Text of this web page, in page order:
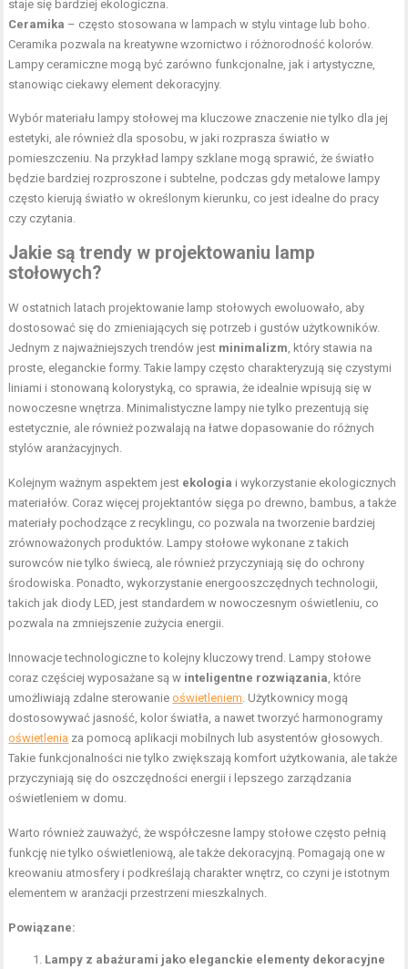
staje się bardziej ekologiczna.
Ceramika – często stosowana w lampach w stylu vintage lub boho.
Ceramika pozwala na kreatywne wzornictwo i różnorodność kolorów.
Lampy ceramiczne mogą być zarówno funkcjonalne, jak i artystyczne,
stanowiąc ciekawy element dekoracyjny.
Wybór materiału lampy stołowej ma kluczowe znaczenie nie tylko dla jej
estetyki, ale również dla sposobu, w jaki rozprasza światło w
pomieszczeniu. Na przykład lampy szklane mogą sprawić, że światło
będzie bardziej rozproszone i subtelne, podczas gdy metalowe lampy
często kierują światło w określonym kierunku, co jest idealne do pracy
czy czytania.
Jakie są trendy w projektowaniu lamp
stołowych?
W ostatnich latach projektowanie lamp stołowych ewoluowało, aby
dostosować się do zmieniających się potrzeb i gustów użytkowników.
Jednym z najważniejszych trendów jest minimalizm , który stawia na
proste, eleganckie formy. Takie lampy często charakteryzują się czystymi
liniami i stonowaną kolorystyką, co sprawia, że idealnie wpisują się w
nowoczesne wnętrza. Minimalistyczne lampy nie tylko prezentują się
estetycznie, ale również pozwalają na łatwe dopasowanie do różnych
stylów aranżacyjnych.
Kolejnym ważnym aspektem jest ekologia i wykorzystanie ekologicznych
materiałów. Coraz więcej projektantów sięga po drewno, bambus, a także
materiały pochodzące z recyklingu, co pozwala na tworzenie bardziej
zrównoważonych produktów. Lampy stołowe wykonane z takich
surowców nie tylko świecą, ale również przyczyniają się do ochrony
środowiska. Ponadto, wykorzystanie energooszczędnych technologii,
takich jak diody LED, jest standardem w nowoczesnym oświetleniu, co
pozwala na zmniejszenie zużycia energii.
Innowacje technologiczne to kolejny kluczowy trend. Lampy stołowe
coraz częściej wyposażane są w inteligentne rozwiązania , które
umożliwiają zdalne sterowanieoświetleniem . Użytkownicy mogą
dostosowywać jasność, kolor światła, a nawet tworzyć harmonogramy
oświetlenia za pomocą aplikacji mobilnych lub asystentów głosowych.
Takie funkcjonalności nie tylko zwiększają komfort użytkowania, ale także
przyczyniają się do oszczędności energii i lepszego zarządzania
oświetleniem w domu.
Warto również zauważyć, że współczesne lampy stołowe często pełnią
funkcję nie tylko oświetleniową, ale także dekoracyjną. Pomagają one w
kreowaniu atmosfery i podkreślają charakter wnętrz, co czyni je istotnym
elementem w aranżacji przestrzeni mieszkalnych.
Powiązane:
Lampy z abażurami jako eleganckie elementy dekoracyjne